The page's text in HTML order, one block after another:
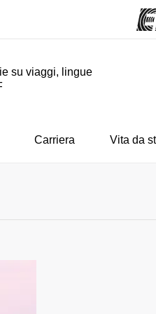
su viaggi, lingue
Carriera Vita da